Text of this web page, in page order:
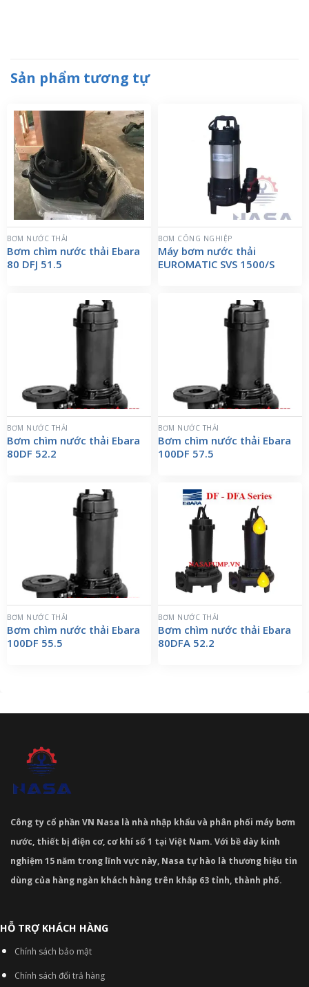
Sản phẩm tương tự
BƠM NƯỚC THẢI
Bơm chìm nước thải Ebara
80 DFJ 51.5
BƠM CÔNG NGHIỆP
Máy bơm nước thải
EUROMATIC SVS 1500/S
BƠM NƯỚC THẢI
Bơm chìm nước thải Ebara
80DF 52.2
BƠM NƯỚC THẢI
Bơm chìm nước thải Ebara
100DF 57.5
BƠM NƯỚC THẢI
Bơm chìm nước thải Ebara
100DF 55.5
BƠM NƯỚC THẢI
Bơm chìm nước thải Ebara
80DFA 52.2
Công ty cổ phần VN Nasa là nhà nhập khẩu và phân phối máy bơm
nước, thiết bị điện cơ, cơ khí số 1 tại Việt Nam. Với bề dày kinh
nghiệm 15 năm trong lĩnh vực này, Nasa tự hào là thương hiệu tin
dùng của hàng ngàn khách hàng trên khắp 63 tỉnh, thành phố.
HỖ TRỢ KHÁCH HÀNG
Chính sách bảo mật
Chính sách đổi trả hàng